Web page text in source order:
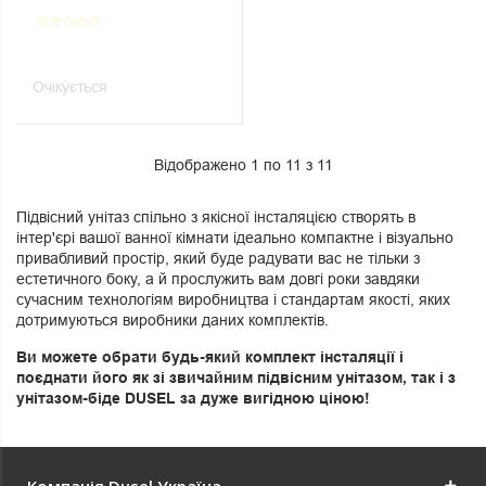
star_borderstar_borderstar_borderstar_borderstar_border
Очікується
Відображено 1 по 11 з 11
Підвісний унітаз спільно з якісної інсталяцією створять в
інтер'єрі вашої ванної кімнати ідеально компактне і візуально
привабливий простір, який буде радувати вас не тільки з
естетичного боку, а й прослужить вам довгі роки завдяки
сучасним технологіям виробництва і стандартам якості, яких
дотримуються виробники даних комплектів.
Ви можете обрати будь-який комплект інсталяції і
поєднати його як зі звичайним підвісним унітазом, так і з
унітазом-біде DUSEL за дуже вигідною ціною!